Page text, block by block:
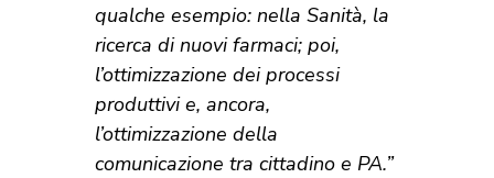
qualche esempio: nella Sanità, la
ricerca di nuovi farmaci; poi,
l’ottimizzazione dei processi
produttivi e, ancora,
l’ottimizzazione della
comunicazione tra cittadino e PA.”